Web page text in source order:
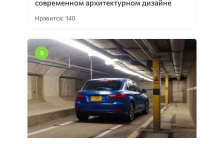
современном архитектурном дизайне
Нравится: 140